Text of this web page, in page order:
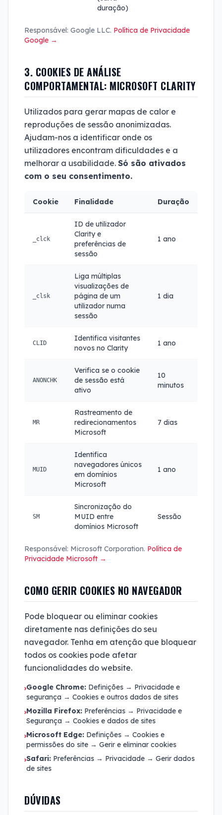
duração)
Responsável: Google LLC. Política de Privacidade
Google →
3. COOKIES DE ANÁLISE
COMPORTAMENTAL: MICROSOFT CLARITY
Utilizados para gerar mapas de calor e
reproduções de sessão anonimizadas.
Ajudam-nos a identificar onde os
utilizadores encontram dificuldades e a
melhorar a usabilidade. Só são ativados
com o seu consentimento.
Cookie Finalidade Duração
_clck
ID de utilizador
Clarity e
preferências de
sessão
1 ano
_clsk
Liga múltiplas
visualizações de
página de um
utilizador numa
sessão
1 dia
CLID
Identifica visitantes
novos no Clarity
1 ano
ANONCHK
Verifica se o cookie
de sessão está
ativo
10
minutos
MR
Rastreamento de
redirecionamentos
Microsoft
7 dias
MUID
Identifica
navegadores únicos
em domínios
Microsoft
1 ano
SM
Sincronização do
MUID entre
domínios Microsoft
Sessão
Responsável: Microsoft Corporation. Política de
Privacidade Microsoft →
COMO GERIR COOKIES NO NAVEGADOR
Pode bloquear ou eliminar cookies
diretamente nas definições do seu
navegador. Tenha em atenção que bloquear
todos os cookies pode afetar
funcionalidades do website.
›Google Chrome: Definições → Privacidade e
segurança → Cookies e outros dados de sites
›Mozilla Firefox: Preferências → Privacidade e
Segurança → Cookies e dados de sites
›Microsoft Edge: Definições → Cookies e
permissões do site → Gerir e eliminar cookies
›Safari: Preferências → Privacidade → Gerir dados
de sites
DÚVIDAS